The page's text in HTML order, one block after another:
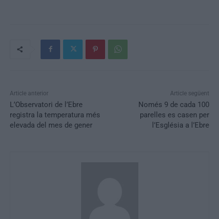
Article anterior
L’Observatori de l’Ebre
registra la temperatura més
elevada del mes de gener
Article següent
Només 9 de cada 100
parelles es casen per
l’Església a l’Ebre